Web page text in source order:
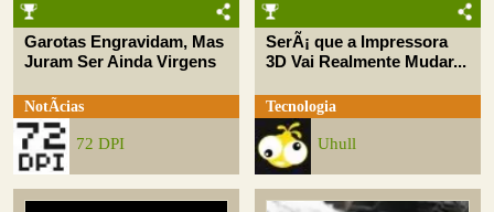
Garotas Engravidam, Mas
Juram Ser Ainda Virgens
NotÃ­cias
72 DPI
SerÃ¡ que a Impressora
3D Vai Realmente Mudar...
Tecnologia
Uhull